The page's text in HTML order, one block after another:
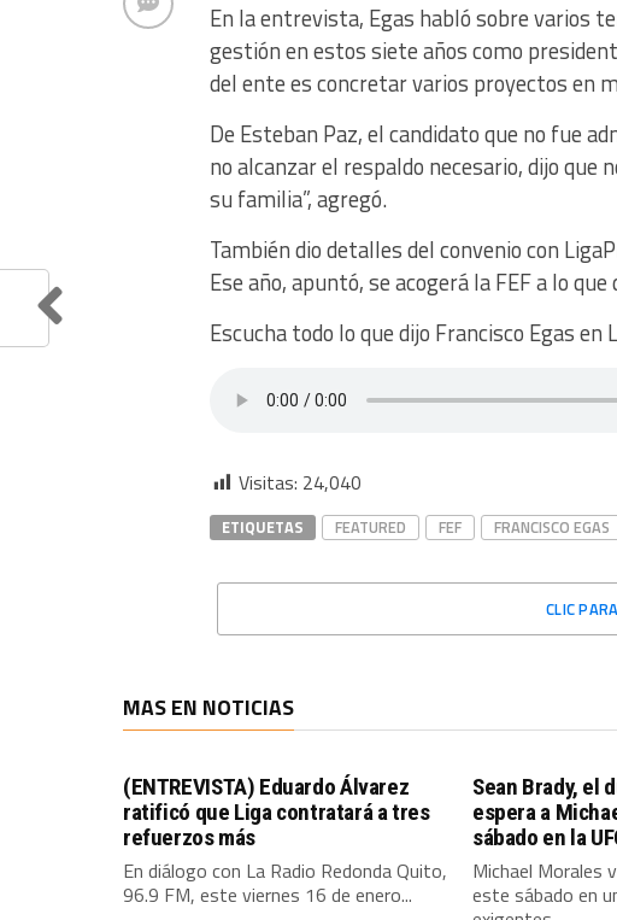
En la entrevista, Egas habló sobre varios
gestión en estos siete años como
del ente es concretar varios proyectos en
De Esteban Paz, el candidato que no fue
no alcanzar el respaldo necesario, dijo que
su familia”, agregó.
También dio detalles del convenio con
Ese año, apuntó, se acogerá la FEF a lo
Escucha todo lo que dijo Francisco Egas en
Visitas: 24,040
ETIQUETAS FEATURED FEF FRANCISCO EGAS
CLIC
MAS EN NOTICIAS
(ENTREVISTA) Eduardo Álvarez
ratificó que Liga contratará a tres
refuerzos más
En diálogo con La Radio Redonda Quito,
96.9 FM, este viernes 16 de enero...
Sean Brady, el
espera a
sábado en la
Michael Morales
este sábado en